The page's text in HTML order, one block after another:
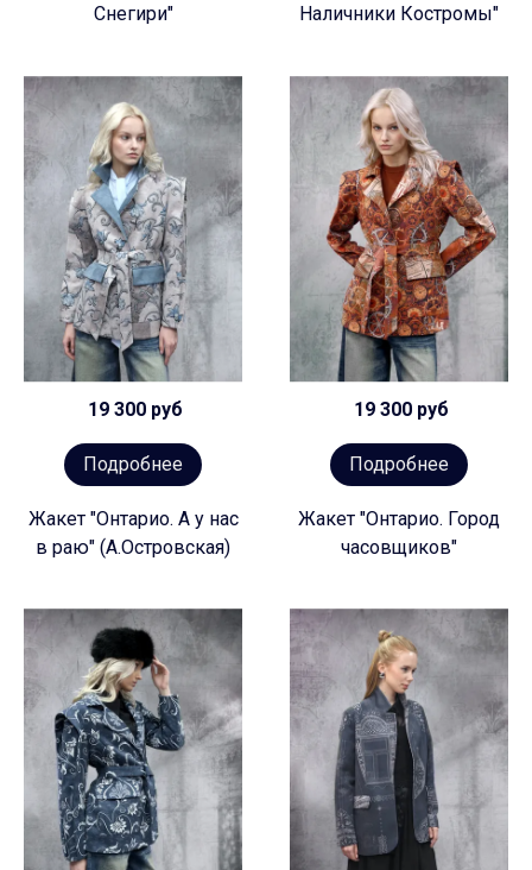
Снегири"
Наличники Костромы"
19 300 руб
Подробнее
Жакет "Онтарио. А у нас
в раю" (А.Островская)
19 300 руб
Подробнее
Жакет "Онтарио. Город
часовщиков"